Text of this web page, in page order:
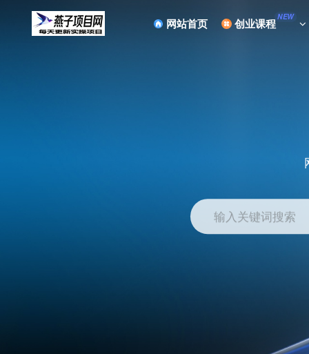
网站首页 创业课程NEW
输入关键词搜索